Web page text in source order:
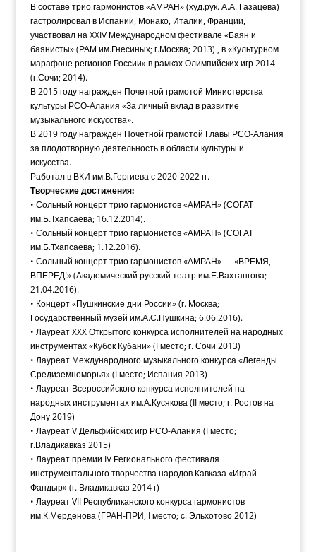
В составе трио гармонистов «АМРАН» (худ.рук. А.А. Газацева)
гастролировал в Испании, Монако, Италии, Франции,
участвовал на XXIV Международном фестивале «Баян и
баянисты» (РАМ им.Гнесиных; г.Москва; 2013) , в «Культурном
марафоне регионов России» в рамках Олимпийских игр 2014
(г.Сочи; 2014).
В 2015 году награжден Почетной грамотой Министерства
культуры РСО-Алания «За личный вклад в развитие
музыкального искусства».
В 2019 году награжден Почетной грамотой Главы РСО-Алания
за плодотворную деятельность в области культуры и
искусства.
Работал в ВКИ им.В.Гергиева с 2020-2022 гг.
Творческие достижения:
• Сольный концерт трио гармонистов «АМРАН» (СОГАТ
им.Б.Тхапсаева; 16.12.2014).
• Сольный концерт трио гармонистов «АМРАН» (СОГАТ
им.Б.Тхапсаева; 1.12.2016).
• Сольный концерт трио гармонистов «АМРАН» — «ВРЕМЯ,
ВПЕРЕД!» (Академический русский театр им.Е.Вахтангова;
21.04.2016).
• Концерт «Пушкинские дни России» (г. Москва;
Государственный музей им.А.С.Пушкина; 6.06.2016).
• Лауреат XXX Открытого конкурса исполнителей на народных
инструментах «Кубок Кубани» (I место; г. Сочи 2013)
• Лауреат Международного музыкального конкурса «Легенды
Средиземноморья» (I место; Испания 2013)
• Лауреат Всероссийского конкурса исполнителей на
народных инструментах им.А.Кусякова (II место; г. Ростов на
Дону 2019)
• Лауреат V Дельфийских игр РСО-Алания (I место;
г.Владикавказ 2015)
• Лауреат премии IV Регионального фестиваля
инструментального творчества народов Кавказа «Играй
Фандыр» (г. Владикавказ 2014 г)
• Лауреат VII Республиканского конкурса гармонистов
им.К.Мерденова (ГРАН-ПРИ, I место; с. Эльхотово 2012)